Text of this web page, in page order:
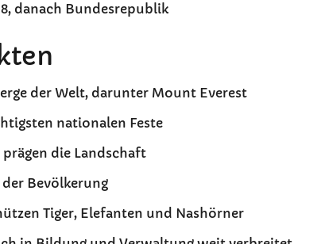
danach Bundesrepublik
der Welt, darunter Mount Everest
nationalen Feste
die Landschaft
Bevölkerung
Tiger, Elefanten und Nashörner